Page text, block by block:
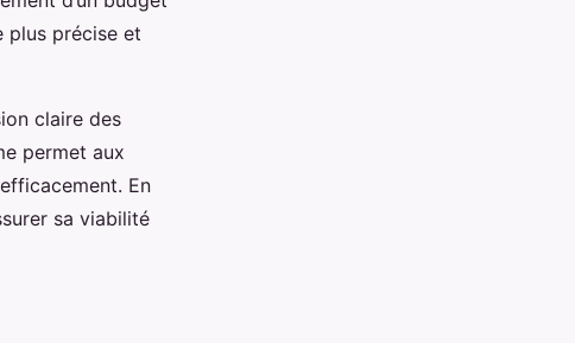
plus précise et
claire des
permet aux
En
sa viabilité